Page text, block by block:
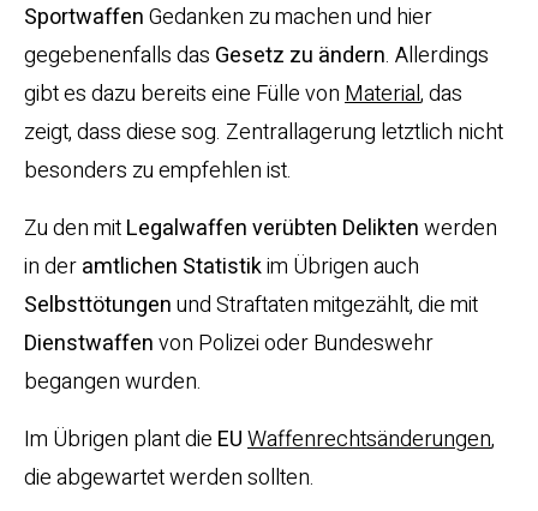
SportwaffenGedanken zu machen und hier
gegebenenfalls das Gesetz zu ändern. Allerdings
gibt es dazu bereits eine Fülle vonMaterial, das
zeigt, dass diese sog. Zentrallagerung letztlich nicht
besonders zu empfehlen ist.
Zu den mitLegalwaffen verübten Deliktenwerden
in deramtlichen Statistikim Übrigen auch
Selbsttötungenund Straftaten mitgezählt, die mit
Dienstwaffenvon Polizei oder Bundeswehr
begangen wurden.
Im Übrigen plant die EUWaffenrechtsänderungen,
die abgewartet werden sollten.